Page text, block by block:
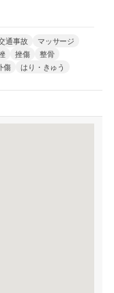
通事故
マッサージ
挫傷
整骨
傷 はり・きゅう